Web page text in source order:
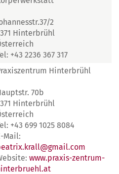
2
Hinterbrühl
+43 2236 367 317
Hinterbrühl
70b
Hinterbrühl
+43 699 1025 8084
Mail:
www.praxis-zentrum-